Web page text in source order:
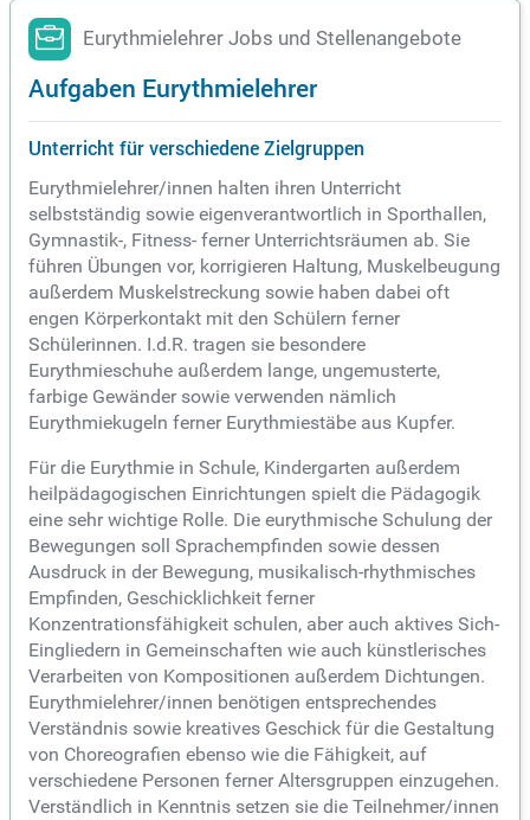
Eurythmielehrer Jobs und Stellenangebote
Aufgaben Eurythmielehrer
Unterricht für verschiedene Zielgruppen
Eurythmielehrer/innen halten ihren Unterricht
selbstständig sowie eigenverantwortlich in Sporthallen,
Gymnastik-, Fitness- ferner Unterrichtsräumen ab. Sie
führen Übungen vor, korrigieren Haltung, Muskelbeugung
außerdem Muskelstreckung sowie haben dabei oft
engen Körperkontakt mit den Schülern ferner
Schülerinnen. I.d.R. tragen sie besondere
Eurythmieschuhe außerdem lange, ungemusterte,
farbige Gewänder sowie verwenden nämlich
Eurythmiekugeln ferner Eurythmiestäbe aus Kupfer.
Für die Eurythmie in Schule, Kindergarten außerdem
heilpädagogischen Einrichtungen spielt die Pädagogik
eine sehr wichtige Rolle. Die eurythmische Schulung der
Bewegungen soll Sprachempfinden sowie dessen
Ausdruck in der Bewegung, musikalisch-rhythmisches
Empfinden, Geschicklichkeit ferner
Konzentrationsfähigkeit schulen, aber auch aktives Sich-
Eingliedern in Gemeinschaften wie auch künstlerisches
Verarbeiten von Kompositionen außerdem Dichtungen.
Eurythmielehrer/innen benötigen entsprechendes
Verständnis sowie kreatives Geschick für die Gestaltung
von Choreografien ebenso wie die Fähigkeit, auf
verschiedene Personen ferner Altersgruppen einzugehen.
Verständlich in Kenntnis setzen sie die Teilnehmer/innen